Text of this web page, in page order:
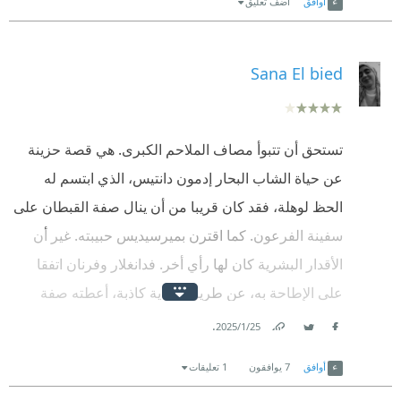
Sana El bied
تستحق أن تتبوأ مصاف الملاحم الكبرى. هي قصة حزينة
عن حياة الشاب البحار إدمون دانتيس، الذي ابتسم له
الحظ لوهلة، فقد كان قريبا من أن ينال صفة القبطان على
سفينة الفرعون. كما اقترن بميرسيديس حبيبته. غير أن
الأقدار البشرية كان لها رأي أخر. فدانغلار وفرنان اتفقا
على الإطاحة به، عن طريق وشاية كاذبة، أعطته صفة
المتآمر والمتعاون على عودة نابوليون لجادة الحكم. وهو
وكي لا يكشف أمره عن والده، الذي كان متلقي الرسالة
25‏/1‏/2025
.
أوافق 7 يوافقون 1 تعليقات